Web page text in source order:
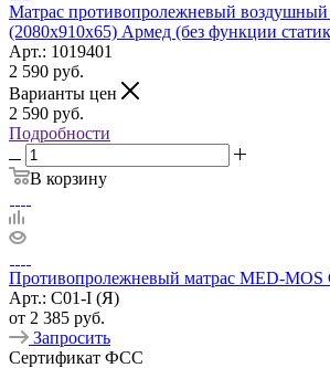
Матрас противопролежневый воздушный
(2080х910х65) Армед (без функции
Арт.: 1019401
2 590 руб.
Варианты цен
2 590 руб.
Подробности
В корзину
Противопролежневый матрас MED-MOS
Арт.: C01-I (Я)
от 2 385 руб.
Запросить
Сертификат ФСС